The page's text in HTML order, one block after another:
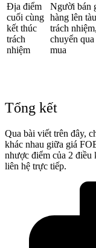
Địa điểm
cuối cùng
kết thúc
trách
nhiệm
Người bán
hàng lên
trách
chuyển
mua
Tổng kết
Qua bài viết trên đây,
khác nhau giữa giá
nhược điểm của 2
liên hệ trực tiếp.